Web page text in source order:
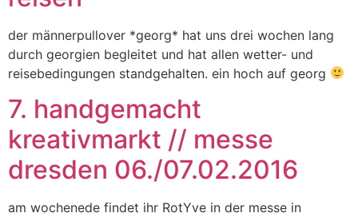
der männerpullover *georg* hat uns drei wochen lang
durch georgien begleitet und hat allen wetter- und
reisebedingungen standgehalten. ein hoch auf georg
7. handgemacht
kreativmarkt // messe
dresden 06./07.02.2016
am wochenede findet ihr RotYve in der messe in